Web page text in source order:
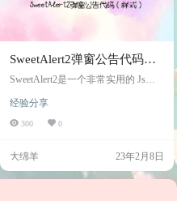
SweetAlert2弹窗公告代码
（样式）
SweetAlert2是一个非常实用的 Js模
个可替换的默认弹出对话框，它提
供了多种参数和方式，支持内嵌图
示 成功样式 失败 警告 信息 html代
码 <!DOCTYPE html> <html lang="e
n"> <head> …
经验分享
300 0
大绵羊 23年2月8日